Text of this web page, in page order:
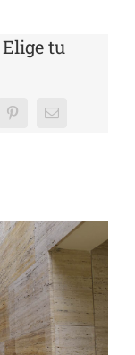
tu
PinterestCorreo